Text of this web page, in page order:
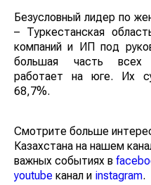
Безусловный лидер по
– Туркестанская
компаний и ИП под
большая часть всех
работает на юге. Их
68,7%.
Смотрите больше
Казахстана на нашем
важных событиях в
youtube канал и instagram.